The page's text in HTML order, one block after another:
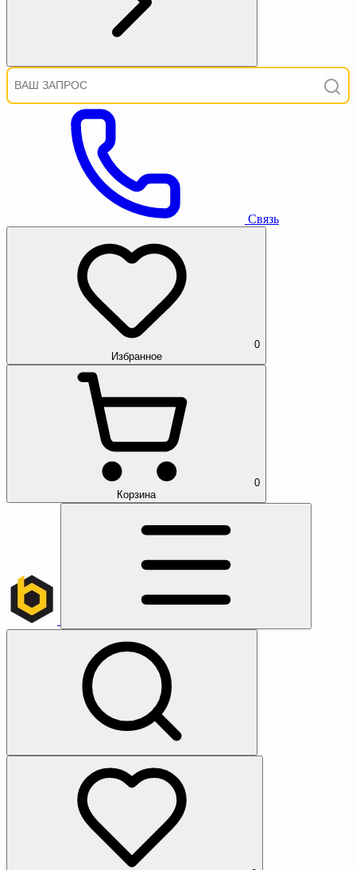
Связь
0
Избранное
0
Корзина